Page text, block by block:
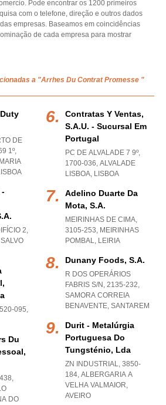
Pode encontrar os 1200 primeiros
com o telefone, direção e outros dados
empresas. Baseamos em coincidências
de cada empresa para mostrar
a "Arrhes Du Contrat Promesse "
DE
1º,
-
2,
095,
Du
DO
Contratas Y Ventas,
S.a.u. - Sucursal Em
Portugal
PC DE ALVALADE 7 9º,
1700-036, ALVALADE
LISBOA, LISBOA
Adelino Duarte Da
Mota, S.a.
MEIRINHAS DE CIMA,
3105-253, MEIRINHAS
POMBAL, LEIRIA
Dunany Foods, S.a.
R DOS OPERÁRIOS
FABRIS S/N, 2135-232,
SAMORA CORREIA
BENAVENTE, SANTAREM
Durit - Metalúrgia
Portuguesa Do
Tungsténio, Lda
ZN INDUSTRIAL, 3850-
184, ALBERGARIA A
VELHA VALMAIOR,
AVEIRO